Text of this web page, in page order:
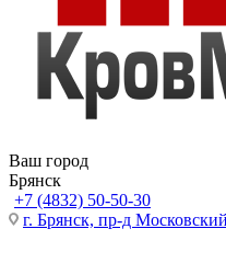
Ваш город
Брянск
+7 (4832) 50-50-30
г. Брянск, пр-д